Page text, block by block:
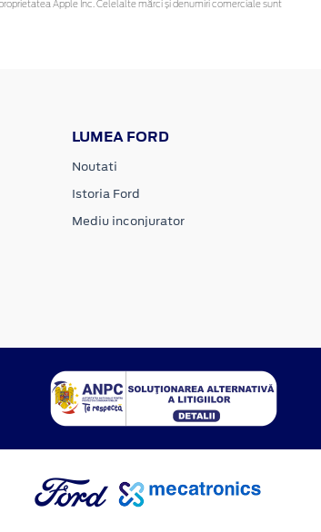
Apple Inc. Celelalte mărci și denumiri comerciale sunt
LUMEA FORD
Noutati
Istoria Ford
Mediu inconjurator